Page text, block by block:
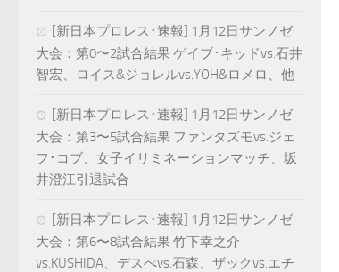
[新日本プロレス･速報] 1月12日サンノゼ
大会：第0〜2試合結果 ゲイブ･キッドvs.石井
智宏、ロイス&ジョレルvs.YOH&ロメロ、他
[新日本プロレス･速報] 1月12日サンノゼ
大会：第3〜5試合結果 ファンタズモvs.ジェ
フ･コブ、女子イリミネーションマッチ、坂
井澄江引退試合
[新日本プロレス･速報] 1月12日サンノゼ
大会：第6〜8試合結果 竹下幸之介
vs.KUSHIDA、デスぺvs.石森、ザックvs.エチ